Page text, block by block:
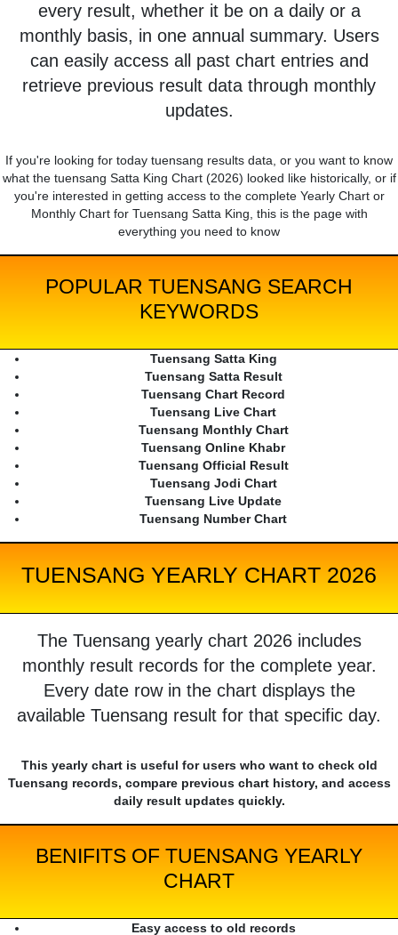
every result, whether it be on a daily or a
monthly basis, in one annual summary. Users
can easily access all past chart entries and
retrieve previous result data through monthly
updates.
If you're looking for today tuensang results data, or you want to know
what the tuensang Satta King Chart (2026) looked like historically, or if
you're interested in getting access to the complete Yearly Chart or
Monthly Chart for Tuensang Satta King, this is the page with
everything you need to know
POPULAR TUENSANG SEARCH
KEYWORDS
Tuensang Satta King
Tuensang Satta Result
Tuensang Chart Record
Tuensang Live Chart
Tuensang Monthly Chart
Tuensang Online Khabr
Tuensang Official Result
Tuensang Jodi Chart
Tuensang Live Update
Tuensang Number Chart
TUENSANG YEARLY CHART 2026
The Tuensang yearly chart 2026 includes
monthly result records for the complete year.
Every date row in the chart displays the
available Tuensang result for that specific day.
This yearly chart is useful for users who want to check old
Tuensang records, compare previous chart history, and access
daily result updates quickly.
BENIFITS OF TUENSANG YEARLY
CHART
Easy access to old records